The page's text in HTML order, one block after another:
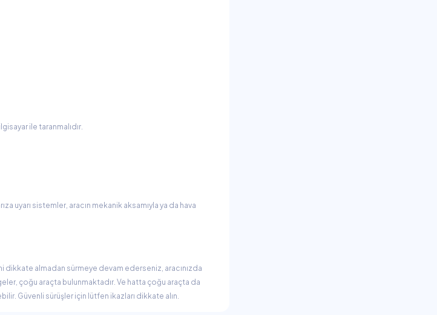
ile taranmalıdır.
uyarı sistemler, aracın mekanik aksamıyla ya da hava
dikkate almadan sürmeye devam ederseniz, aracınızda
çoğu araçta bulunmaktadır. Ve hatta çoğu araçta da
Güvenli sürüşler için lütfen ikazları dikkate alın.